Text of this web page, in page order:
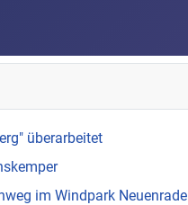
überarbeitet
im Windpark Neuenrade